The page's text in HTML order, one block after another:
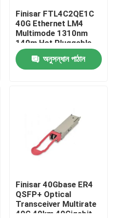
Finisar FTL4C2QE1C
40G Ethernet LM4
Multimode 1310nm
140m Hot Pluggable
LC Optical Transceiver
for AIDCঅনুসন্ধান পাঠান
Finisar 40Gbase ER4
QSFP+ Optical
Transceiver Multirate
40G 40km 40Gigabit